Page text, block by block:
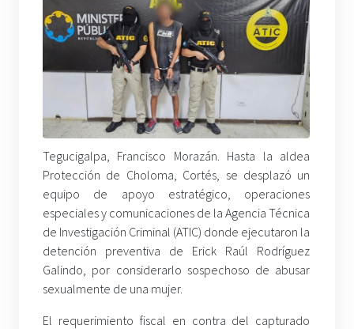
Tegucigalpa, Francisco Morazán. Hasta la aldea
Protección de Choloma, Cortés, se desplazó un
equipo de apoyo estratégico, operaciones
especiales y comunicaciones de la Agencia Técnica
de Investigación Criminal (ATIC) donde ejecutaron la
detención preventiva de Erick Raúl Rodríguez
Galindo, por considerarlo sospechoso de abusar
sexualmente de una mujer.
El requerimiento fiscal en contra del capturado